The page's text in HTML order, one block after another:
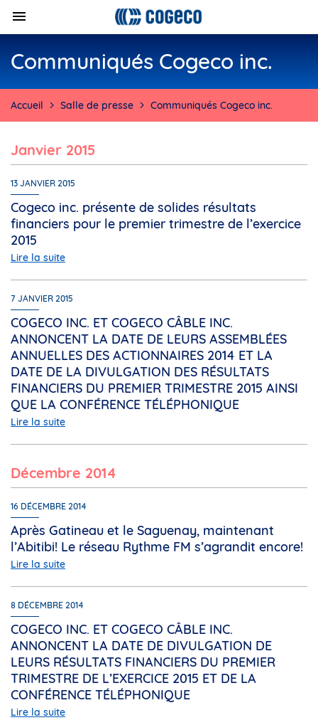
Communiqués Cogeco inc.
Accueil Salle de presse Communiqués Cogeco inc.
janvier 2015
13 JANVIER 2015
Cogeco inc. présente de solides résultats
financiers pour le premier trimestre de l’exercice
2015
Lire la suite
7 JANVIER 2015
COGECO INC. ET COGECO CÂBLE INC.
ANNONCENT LA DATE DE LEURS ASSEMBLÉES
ANNUELLES DES ACTIONNAIRES 2014 ET LA
DATE DE LA DIVULGATION DES RÉSULTATS
FINANCIERS DU PREMIER TRIMESTRE 2015 AINSI
QUE LA CONFÉRENCE TÉLÉPHONIQUE
Lire la suite
décembre 2014
16 DÉCEMBRE 2014
Après Gatineau et le Saguenay, maintenant
l’Abitibi! Le réseau Rythme FM s’agrandit encore!
Lire la suite
8 DÉCEMBRE 2014
COGECO INC. ET COGECO CÂBLE INC.
ANNONCENT LA DATE DE DIVULGATION DE
LEURS RÉSULTATS FINANCIERS DU PREMIER
TRIMESTRE DE L’EXERCICE 2015 ET DE LA
CONFÉRENCE TÉLÉPHONIQUE
Lire la suite